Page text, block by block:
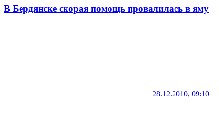
В Бердянске скорая помощь провалилась в яму
28.12.2010, 09:10